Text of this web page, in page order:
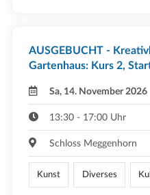
AUSGEBUCHT -
Gartenhaus: Kurs 2,
Sa, 14. November 2026
13:30 - 17:00 Uhr
Schloss Meggenhorn
Kunst Diverses